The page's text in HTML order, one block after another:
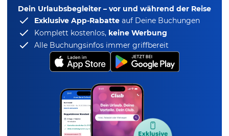
Dein Urlaubsbegleiter – vor und während der Reise
Exklusive App-Rabatte auf Deine Buchungen
Komplett kostenlos, keine Werbung
Alle Buchungsinfos immer griffbereit